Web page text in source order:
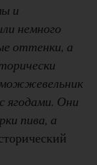
и
немного
оттенки, а
ягодами. Они
пива, а